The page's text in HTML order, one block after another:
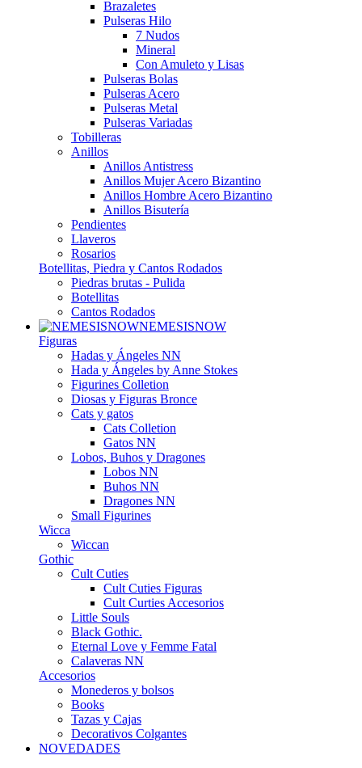
Brazaletes
Pulseras Hilo
7 Nudos
Mineral
Con Amuleto y Lisas
Pulseras Bolas
Pulseras Acero
Pulseras Metal
Pulseras Variadas
Tobilleras
Anillos
Anillos Antistress
Anillos Mujer Acero Bizantino
Anillos Hombre Acero Bizantino
Anillos Bisutería
Pendientes
Llaveros
Rosarios
Botellitas, Piedra y Cantos Rodados
Piedras brutas - Pulida
Botellitas
Cantos Rodados
NEMESISNOW
Figuras
Hadas y Ángeles NN
Hada y Ángeles by Anne Stokes
Figurines Colletion
Diosas y Figuras Bronce
Cats y gatos
Cats Colletion
Gatos NN
Lobos, Buhos y Dragones
Lobos NN
Buhos NN
Dragones NN
Small Figurines
Wicca
Wiccan
Gothic
Cult Cuties
Cult Cuties Figuras
Cult Curties Accesorios
Little Souls
Black Gothic.
Eternal Love y Femme Fatal
Calaveras NN
Accesorios
Monederos y bolsos
Books
Tazas y Cajas
Decorativos Colgantes
NOVEDADES